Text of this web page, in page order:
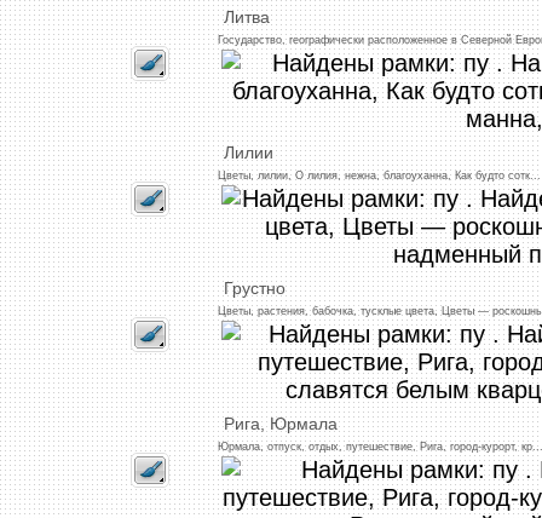
Литва
Государство, географически расположенное вСеверной
Лилии
Цветы, лилии, О лилия, нежна, благоуханна, Как будто сотк ...
Грустно
Цветы, растения, бабочка, тусклые цвета, Цветы—
Рига, Юрмала
Юрмала, отпуск, отдых, путешествие, Рига, город-курорт, кр...